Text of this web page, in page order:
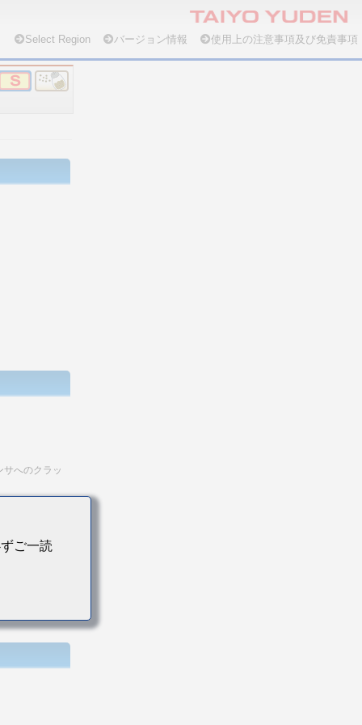
Select Region バージョン情報 使用上の注意事項及び免責事項
へのクラッ
ご一読